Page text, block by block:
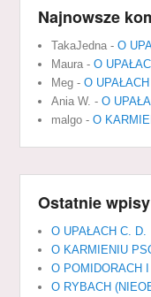
Najnowsze
TakaJedna -O
Maura -O
Meg -O UPAŁACH
Ania W. -O
malgo -O
Ostatnie wpisy
O UPAŁACH C. D.
O KARMIENIU
O POMIDORACH
O RYBACH